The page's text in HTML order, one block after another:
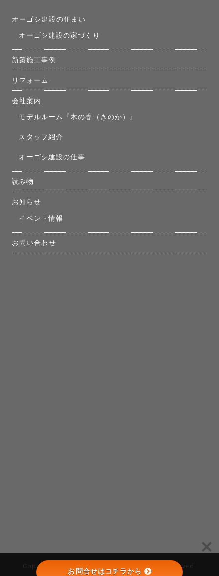
オーゴシ建設の住まい
オーゴシ建設の家づくり
新築施工事例
リフォーム
会社案内
モデルルーム『木の香（きのか）』
スタッフ紹介
オーゴシ建設の仕事
読み物
お知らせ
イベント情報
お問い合わせ
Copyright © （株）オーゴシ建設 All Rights Reserved.
お問合せはコチラから